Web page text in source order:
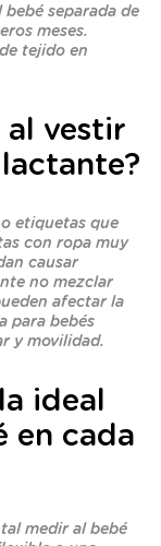
separada de
meses.
tejido en
al vestir
etiquetas que
con ropa muy
causar
no mezclar
afectar la
para bebés
y movilidad.
ideal
en cada
medir al bebé